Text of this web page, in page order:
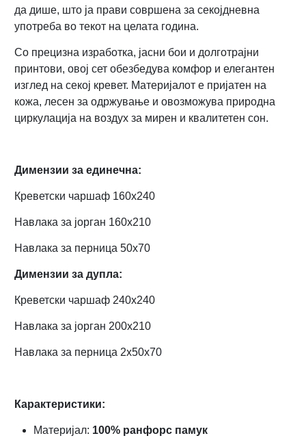
да дише, што ја прави совршена за секојдневна
употреба во текот на целата година.
Со прецизна изработка, јасни бои и долготрајни
принтови, овој сет обезбедува комфор и елегантен
изглед на секој кревет. Материјалот е пријатен на
кожа, лесен за одржување и овозможува природна
циркулација на воздух за мирен и квалитетен сон.
Димензии за единечна:
Креветски чаршаф 160х240
Навлака за јорган 160х210
Навлака за перница 50х70
Димензии за дупла:
Креветски чаршаф 240х240
Навлака за јорган 200х210
Навлака за перница 2x50х70
Карактеристики:
Материјал: 100% ранфорс памук